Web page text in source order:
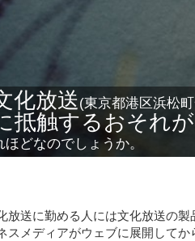
化放送(東京都港区浜松
抵触するおそれ
ほどなのでしょうか。
放送に勤める人には文化放送の
スメディアがウェブに展開して